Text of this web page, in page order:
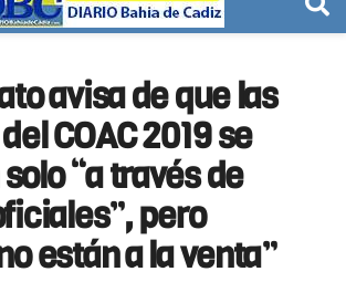
avisa de que las
COAC 2019 se
“a través de
pero
están a la venta”